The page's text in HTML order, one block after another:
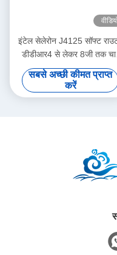
इंटेल सेलेरोन J4125 सॉफ्ट
डीडीआर4 से लेकर 8जी तक
गीगाबिट ईथरनेट पीएफसेंस के साथ
सबसे अच्छी कीमत प्राप्त
करें